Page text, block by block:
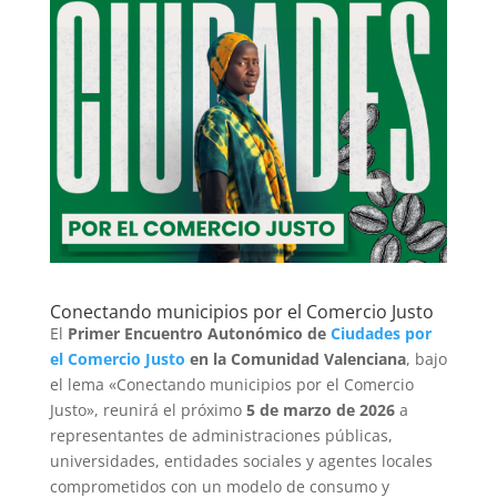
Conectando municipios por el Comercio Justo
El Primer Encuentro Autonómico de Ciudades por
el Comercio Justo en la Comunidad Valenciana, bajo
el lema «Conectando municipios por el Comercio
Justo», reunirá el próximo 5 de marzo de 2026a
representantes de administraciones públicas,
universidades, entidades sociales y agentes locales
comprometidos con un modelo de consumo y